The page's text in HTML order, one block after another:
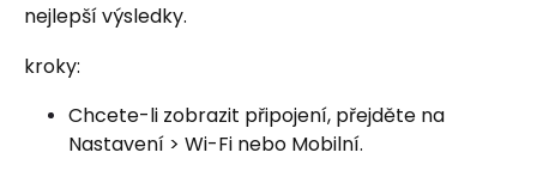
nejlepší výsledky.
kroky:
Chcete-li zobrazit připojení, přejděte na
Nastavení > Wi-Fi nebo Mobilní.